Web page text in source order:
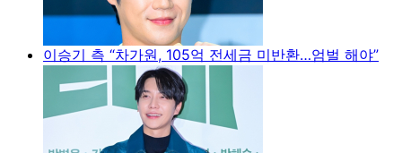
이승기 측 “차가원, 105억 전세금 미반환…엄벌 해야”